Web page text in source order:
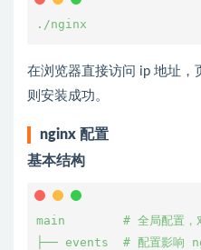
./nginx
在浏览器直接访问 ip 地址，
则安装成功。
nginx 配置
基本结构
main        # 全局配置，
├── events  # 配置影响